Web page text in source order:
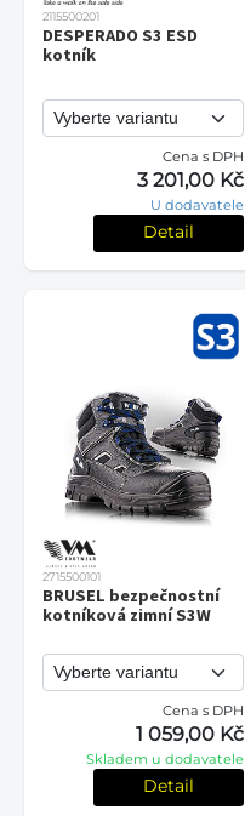
2115500201
DESPERADO S3 ESD
kotník
Cena s DPH
3 201,00 Kč
U dodavatele
Detail
2715500101
BRUSEL bezpečnostní
kotníková zimní S3W
Cena s DPH
1 059,00 Kč
Skladem u dodavatele
Detail